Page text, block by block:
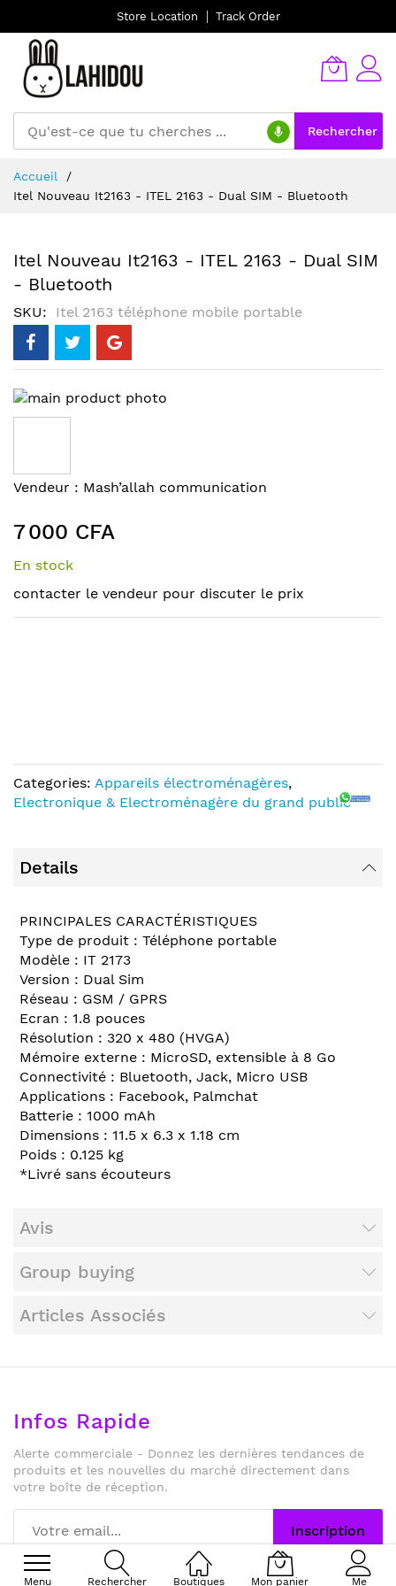
Store Location Track Order
Rechercher
Menu Rechercher Boutiques Mon panier Me
au
contenu
Accueil
Itel Nouveau It2163 - ITEL 2163 - Dual SIM - Bluetooth
Itel Nouveau It2163 - ITEL 2163 - Dual SIM
- Bluetooth
SKU Itel 2163 téléphone mobile portable
Skip
to
of
the
gallery
Skip
the
beginning
of
images
gallery
Vendeur : Mash’allah communication
7 000 CFA
En stock
contacter le vendeur pour discuter le prix
Categories: Appareils électroménagères,
Electronique & Electroménagère du grand public
Details
PRINCIPALES CARACTÉRISTIQUES
Type de produit : Téléphone portable
Modèle : IT 2173
Version : Dual Sim
Réseau : GSM / GPRS
Ecran : 1.8 pouces
Résolution : 320 x 480 (HVGA)
Mémoire externe : MicroSD, extensible à 8 Go
Connectivité : Bluetooth, Jack, Micro USB
Applications : Facebook, Palmchat
Batterie : 1000 mAh
Dimensions : 11.5 x 6.3 x 1.18 cm
Poids : 0.125 kg
*Livré sans écouteurs
Avis
Group buying
Articles Associés
Infos Rapide
Alerte commerciale - Donnez les dernières tendances de
produits et les nouvelles du marché directement dans
votre boîte de réception.
Inscription